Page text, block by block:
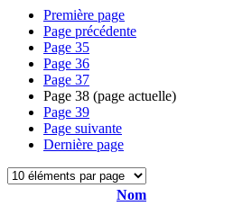
Première page
Page précédente
Page 35
Page 36
Page 37
Page 38 (page actuelle)
Page 39
Page suivante
Dernière page
Nom